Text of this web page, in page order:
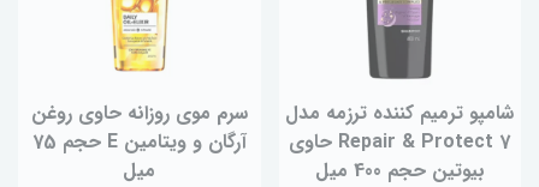
شامپو ترمیم کننده ترزمه مدل
7 Repair & Protect حاوی
بیوتین حجم 400 میل
سرم موی روزانه حاوی روغن
آرگان و ویتامین E حجم 75
میل